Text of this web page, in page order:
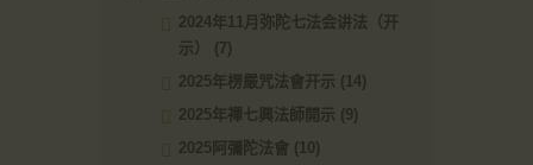
2024年11月弥陀七法会讲法（开
示）
(7)
2025年楞嚴咒法會开示 (14)
2025年禪七興法師開示 (9)
2025阿彌陀法會 (10)